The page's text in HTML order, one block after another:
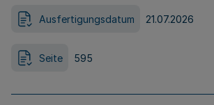
Ausfertigungsdatum 21.07.2026
Seite 595